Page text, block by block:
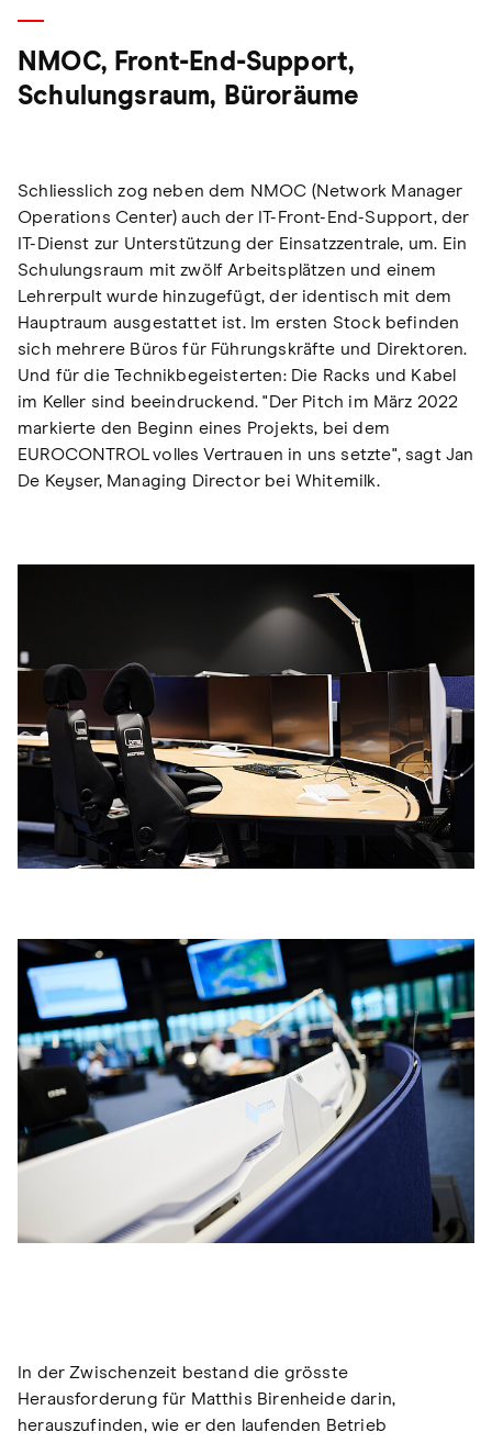
NMOC, Front-End-Support,
Schulungsraum, Büroräume
Schliesslich zog neben dem NMOC (Network Manager
Operations Center) auch der IT-Front-End-Support, der
IT-Dienst zur Unterstützung der Einsatzzentrale, um. Ein
Schulungsraum mit zwölf Arbeitsplätzen und einem
Lehrerpult wurde hinzugefügt, der identisch mit dem
Hauptraum ausgestattet ist. Im ersten Stock befinden
sich mehrere Büros für Führungskräfte und Direktoren.
Und für die Technikbegeisterten: Die Racks und Kabel
im Keller sind beeindruckend. "Der Pitch im März 2022
markierte den Beginn eines Projekts, bei dem
EUROCONTROL volles Vertrauen in uns setzte", sagt Jan
De Keyser, Managing Director bei Whitemilk.
In der Zwischenzeit bestand die grösste
Herausforderung für Matthis Birenheide darin,
herauszufinden, wie er den laufenden Betrieb